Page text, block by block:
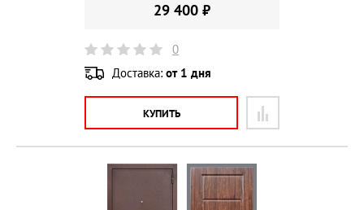
29 400 ₽
0
Доставка: от 1 дня
КУПИТЬ